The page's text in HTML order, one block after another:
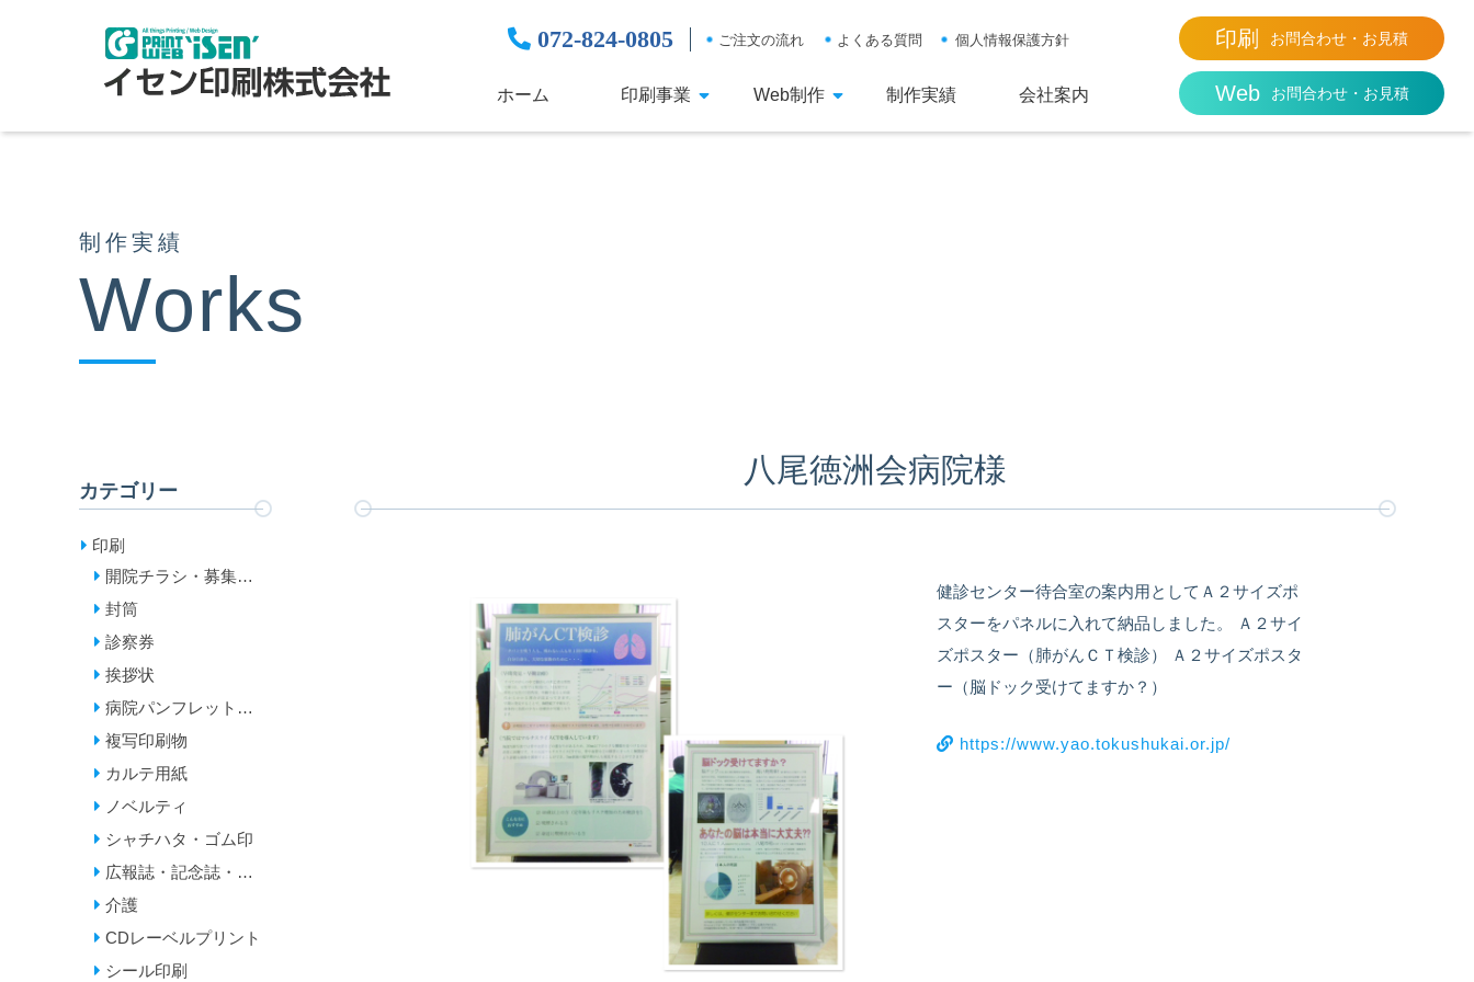
072-824-0805 ご注文の流れ よくある質問 個人情報保護方針
ホーム 印刷事業 Web制作 制作実績 会社案内
印刷 お問合わせ・お見積
Web お問合わせ・お見積
制作実績
Works
八尾徳洲会病院様
健診センター待合室の案内用としてＡ２サイズポ
スターをパネルに入れて納品しました。 Ａ２サイ
ズポスター（肺がんＣＴ検診） Ａ２サイズポスタ
ー（脳ドック受けてますか？）
https://www.yao.tokushukai.or.jp/
カテゴリー
印刷
開院チラシ・募集チ
ラシ
封筒
診察券
挨拶状
病院パンフレット・
診療案内・リーフレ
ット
複写印刷物
カルテ用紙
ノベルティ
シャチハタ・ゴム印
広報誌・記念誌・年
報
介護
CDレーベルプリント
シール印刷